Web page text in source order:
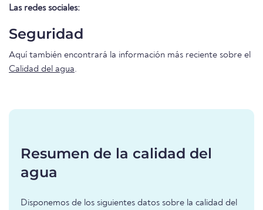
Las redes sociales:
Seguridad
Aquí también encontrará la información más reciente sobre el
Calidad del agua.
Resumen de la calidad del
agua
Disponemos de los siguientes datos sobre la calidad del